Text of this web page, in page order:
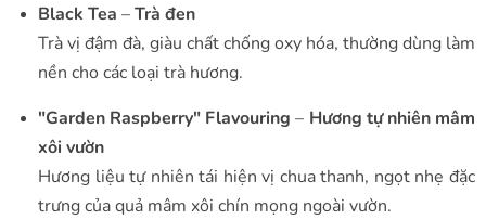
Black Tea –Trà đen
Trà vị đậm đà, giàu chất chống oxy hóa, thường dùng làm
nền cho các loại trà hương.
"Garden Raspberry" Flavouring – Hương tự nhiên mâm
xôi vườn
Hương liệu tự nhiên tái hiện vị chua thanh, ngọt nhẹ đặc
trưng của quả mâm xôi chín mọng ngoài vườn.